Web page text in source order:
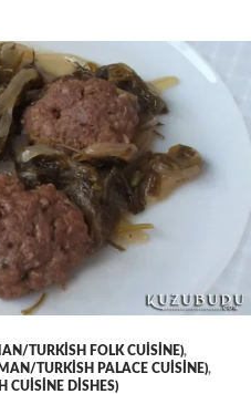
TURKISH FOLK CUISINE),
TURKISH PALACE CUISINE),
CUISINE DISHES)